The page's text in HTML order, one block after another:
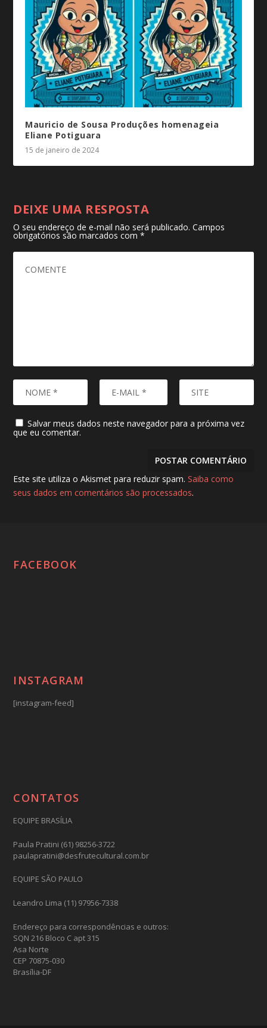
Mauricio de Sousa Produções homenageia
Eliane Potiguara
15 de janeiro de 2024
DEIXE UMA RESPOSTA
O seu endereço de e-mail não será publicado. Campos
obrigatórios são marcados com*
Salvar meus dados neste navegador para a próxima vez
que eu comentar.
Este site utiliza o Akismet para reduzir spam.Saiba como
seus dados em comentários são processados.
FACEBOOK
INSTAGRAM
[instagram-feed]
CONTATOS
EQUIPE BRASÍLIA
Paula Pratini (61) 98256-3722
paulapratini@desfrutecultural.com.br
EQUIPE SÃO PAULO
Leandro Lima (11) 97956-7338
Endereço para correspondências e outros:
SQN 216 Bloco C apt 315
Asa Norte
CEP 70875-030
Brasília-DF